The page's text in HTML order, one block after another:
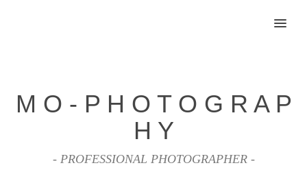
MENU
M O - P H O T O G R A P
H Y
- PROFESSIONAL PHOTOGRAPHER -